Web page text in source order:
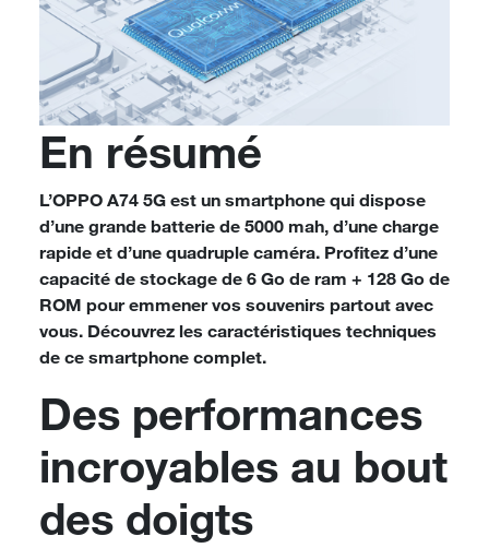
En résumé
L’OPPO A74 5G est un smartphone qui dispose
d’une grande batterie de 5000 mah, d’une charge
rapide et d’une quadruple caméra. Profitez d’une
capacité de stockage de 6 Go de ram + 128 Go de
ROM pour emmener vos souvenirs partout avec
vous. Découvrez les caractéristiques techniques
de ce smartphone complet.
Des performances
incroyables au bout
des doigts